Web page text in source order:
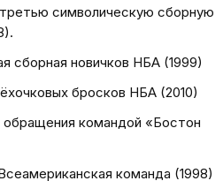
символическую сборную
сборная новичков НБА (1999)
бросков НБА (2010)
командой «Бостон
команда (1998)